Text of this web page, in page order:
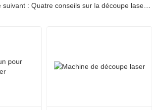
Article suivant article suivant : Quatre conseils sur la découpe laser en acier inoxydable à l'aide d'un laser à fibre 10000W +